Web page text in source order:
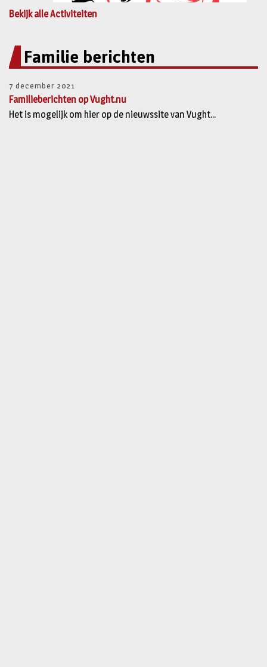
Bekijk alle Activiteiten
Familie berichten
7 december 2021
Familieberichten op Vught.nu
Het is mogelijk om hier op de nieuwssite van Vught...